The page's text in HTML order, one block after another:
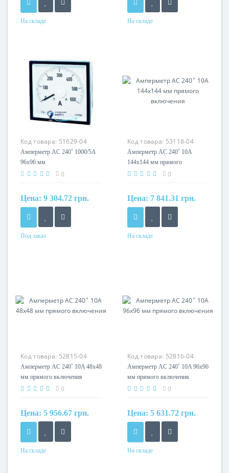
На складе На складе
Код товара: 51629-04
Амперметр AC 240˚ 1000/5A
96x96 мм
0
Цена: 9 304.72 грн.
Под заказ
Код товара: 53118-04
Амперметр AC 240˚ 10A
144x144 мм прямого
включения
0
Цена: 7 841.31 грн.
На складе
Код товара: 52815-04
Амперметр AC 240˚ 10A 48x48
мм прямого включения
0
Цена: 5 956.67 грн.
На складе
Код товара: 52816-04
Амперметр AC 240˚ 10A 96x96
мм прямого включения
0
Цена: 5 631.72 грн.
На складе